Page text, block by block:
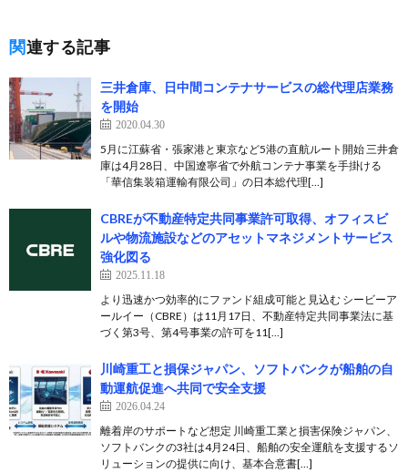
関連する記事
三井倉庫、日中間コンテナサービスの総代理店業務
を開始
2020.04.30
5月に江蘇省・張家港と東京など5港の直航ルート開始 三井倉
庫は4月28日、中国遼寧省で外航コンテナ事業を手掛ける
「華信集装箱運輸有限公司」の日本総代理[…]
CBREが不動産特定共同事業許可取得、オフィスビ
ルや物流施設などのアセットマネジメントサービス
強化図る
2025.11.18
より迅速かつ効率的にファンド組成可能と見込む シービーア
ールイー（CBRE）は11月17日、不動産特定共同事業法に基
づく第3号、第4号事業の許可を11[…]
川崎重工と損保ジャパン、ソフトバンクが船舶の自
動運航促進へ共同で安全支援
2026.04.24
離着岸のサポートなど想定 川崎重工業と損害保険ジャパン、
ソフトバンクの3社は4月24日、船舶の安全運航を支援するソ
リューションの提供に向け、基本合意書[…]